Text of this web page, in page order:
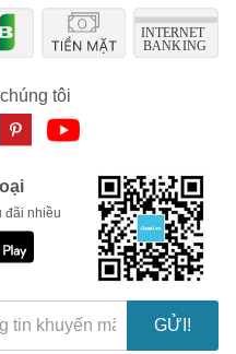
tôi
đãi nhiều
GỬI!